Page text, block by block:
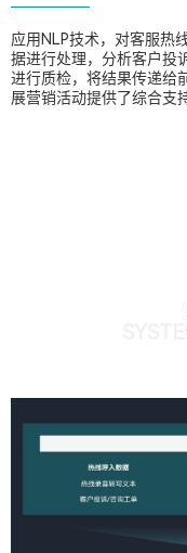
应用NLP技术，对客服热
据进行处理，分析客户投
进行质检，将结果传递给
展营销活动提供了综合支